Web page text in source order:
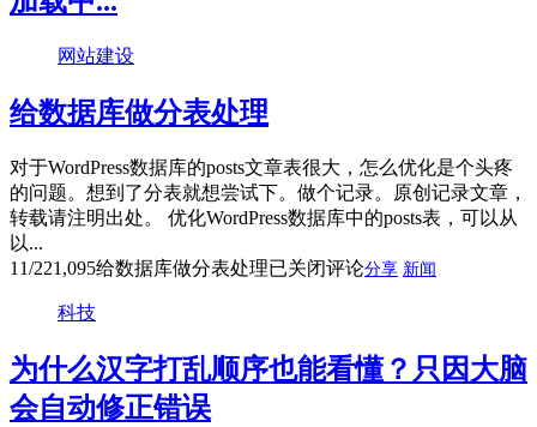
网站建设
给数据库做分表处理
对于WordPress数据库的posts文章表很大，怎么优化是个头疼
的问题。想到了分表就想尝试下。做个记录。原创记录文章，
转载请注明出处。 优化WordPress数据库中的posts表，可以从
以...
11/221,095给数据库做分表处理已关闭评论分享 新闻
科技
为什么汉字打乱顺序也能看懂？只因大脑
会自动修正错误